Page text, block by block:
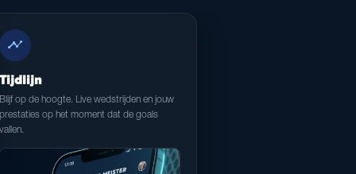
timeline
Tijdlijn
Blijf op de hoogte. Live wedstrijden en jouw
prestaties op het moment dat de goals
vallen.